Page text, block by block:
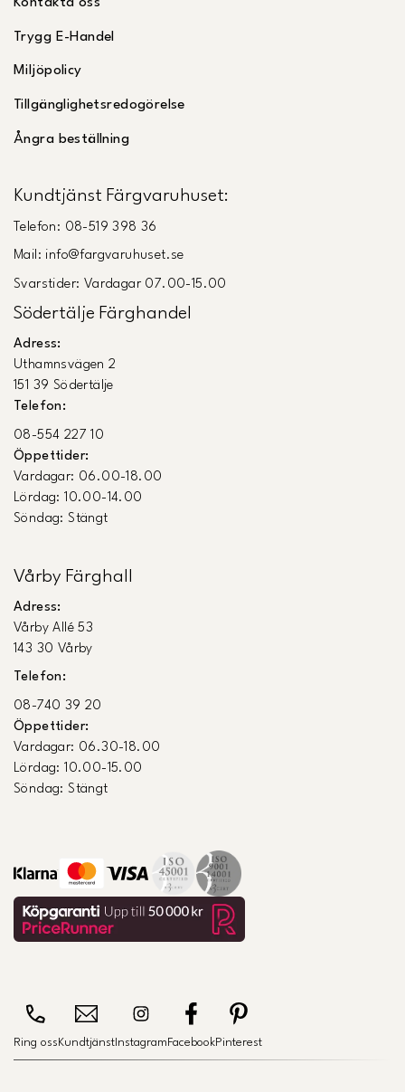
Kontakta oss
Trygg E-Handel
Miljöpolicy
Tillgänglighetsredogörelse
Ångra beställning
Kundtjänst Färgvaruhuset:
Telefon: 08-519 398 36
Mail: info@fargvaruhuset.se
Svarstider: Vardagar 07.00-15.00
Södertälje Färghandel
Adress:
Uthamnsvägen 2
151 39 Södertälje
Telefon:
08-554 227 10
Öppettider:
Vardagar: 06.00-18.00
Lördag: 10.00-14.00
Söndag: Stängt
Vårby Färghall
Adress:
Vårby Allé 53
143 30 Vårby
Telefon:
08-740 39 20
Öppettider:
Vardagar: 06.30-18.00
Lördag: 10.00-15.00
Söndag: Stängt
Ring oss Kundtjänst Instagram FacebookPinterest